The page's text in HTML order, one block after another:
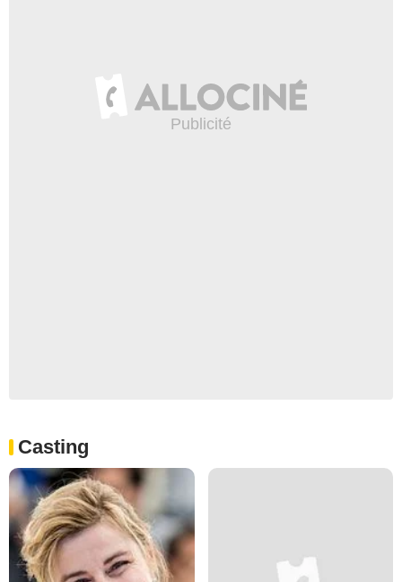
Casting